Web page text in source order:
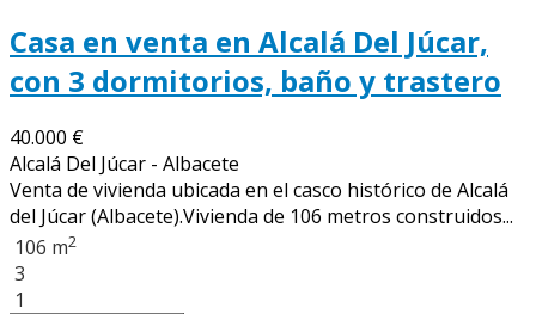
Casa en venta en Alcalá Del Júcar,
con 3 dormitorios, baño y trastero
40.000 €
Alcalá Del Júcar - Albacete
Venta de vivienda ubicada en el casco histórico de Alcalá
del Júcar (Albacete).Vivienda de 106 metros construidos...
106 m2
3
1